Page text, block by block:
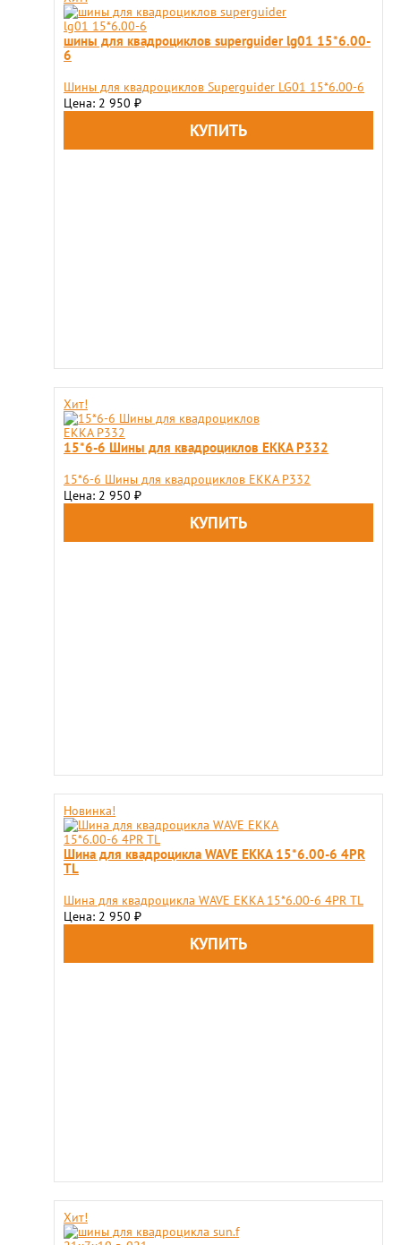
шины для квадроциклов superguider lg01 15*6.00-
6
Шины для квадроциклов Superguider LG01 15*6.00-6
Цена: 2 950 ₽
Хит!
15*6-6 Шины для квадроциклов ЕККА Р332
15*6-6 Шины для квадроциклов ЕККА Р332
Цена: 2 950 ₽
Новинка!
Шина для квадроцикла WAVE EKKA 15*6.00-6 4PR
TL
Шина для квадроцикла WAVE EKKA 15*6.00-6 4PR TL
Цена: 2 950 ₽
Хит!